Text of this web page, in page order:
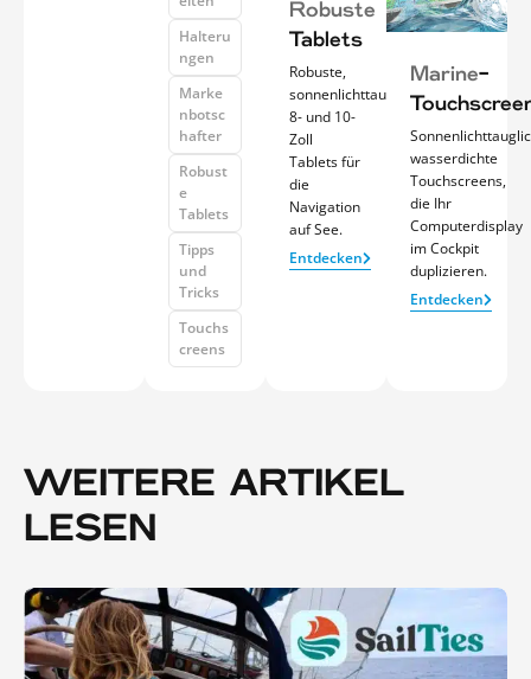
Halteru
ngen
Marke
nbotsc
hafter
Robust
e
Tablets
Tipps
und
Tricks
Touchs
creens
Robuste
Tablets
Robuste,
sonnenlichttaugliche
8- und 10-
Zoll
Tablets für
die
Navigation
auf See.
Entdecken
Marine-
wasserdichte
Touchscreens,
die Ihr
Computerdisplay
im Cockpit
duplizieren.
Entdecken
WEITERE ARTIKEL
LESEN